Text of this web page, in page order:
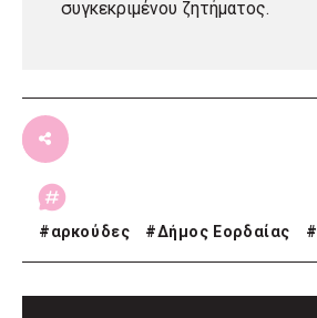
συγκεκριμένου ζητήματος.
#αρκούδες #Δήμος Εορδαίας #